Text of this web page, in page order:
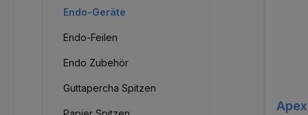
Endo-Geräte
Endo-Feilen
Endo Zubehör
Guttapercha Spitzen